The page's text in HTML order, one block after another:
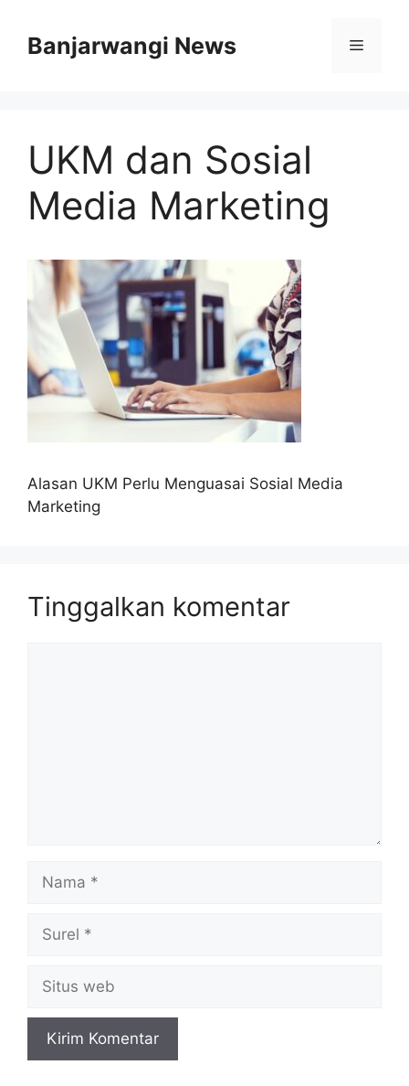
Banjarwangi News Menu
UKM dan Sosial
Media Marketing
Alasan UKM Perlu Menguasai Sosial Media
Marketing
Tinggalkan komentar
web